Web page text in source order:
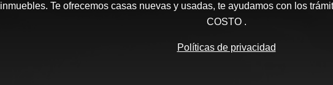
inmuebles. Te ofrecemos casas nuevas y usadas, te ayudamos con los
COSTO .
Políticas de privacidad